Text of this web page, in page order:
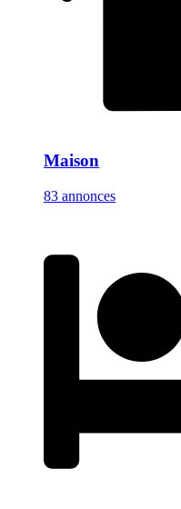
Maison
83 annonces